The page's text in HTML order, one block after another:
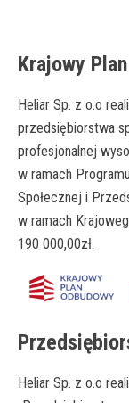
Krajowy
Heliar Sp. z o.o
przedsiębiorstwa
profesjonalnej
w ramach
Społecznej i
w ramach
190 000,00zł.
Heliar Sp. z o.o